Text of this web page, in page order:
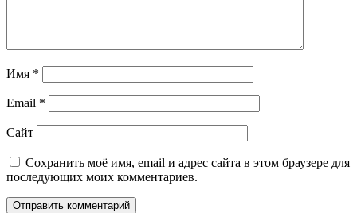
Имя *
Email *
Сайт
Сохранить моё имя, email и адрес сайта в этом браузере для
последующих моих комментариев.